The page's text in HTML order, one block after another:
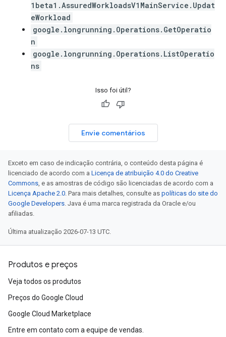
1beta1.AssuredWorkloadsV1MainService.Updat
eWorkload
google.longrunning.Operations.GetOperatio
n
google.longrunning.Operations.ListOperatio
ns
Isso foi útil?
Envie comentários
Exceto em caso de indicação contrária, o conteúdo desta página é
licenciado de acordo com a Licença de atribuição 4.0 do Creative
Commons, e as amostras de código são licenciadas de acordo com a
Licença Apache 2.0. Para mais detalhes, consulte as políticas do site do
Google Developers. Java é uma marca registrada da Oracle e/ou
afiliadas.
Última atualização 2026-07-13 UTC.
Produtos e preços
Veja todos os produtos
Preços do Google Cloud
Google Cloud Marketplace
Entre em contato com a equipe de vendas.